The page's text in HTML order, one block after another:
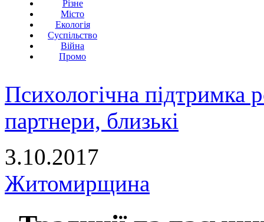
Різне
Місто
Екологія
Суспільство
Війна
Промо
Психологічна підтримка
партнери, близькі
3.10.2017
Житомирщина